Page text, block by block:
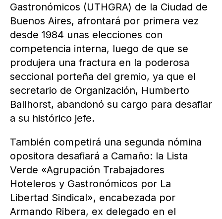
Gastronómicos (UTHGRA) de la Ciudad de
Buenos Aires, afrontará por primera vez
desde 1984 unas elecciones con
competencia interna, luego de que se
produjera una fractura en la poderosa
seccional porteña del gremio, ya que el
secretario de Organización, Humberto
Ballhorst, abandonó su cargo para desafiar
a su histórico jefe.
También competirá una segunda nómina
opositora desafiará a Camaño: la Lista
Verde «Agrupación Trabajadores
Hoteleros y Gastronómicos por La
Libertad Sindical», encabezada por
Armando Ribera, ex delegado en el